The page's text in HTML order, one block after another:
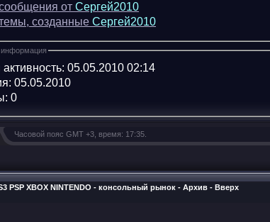
от Сергей2010
созданные Сергей2010
информация
05.05.2010 02:14
05.05.2010
0
Часовой пояс GMT +3, время: 17:35
PSP XBOX NINTENDO - консольный рынок - Архив - Вверх